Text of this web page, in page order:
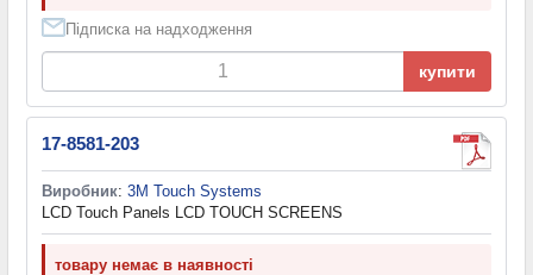
Підписка на надходження
купити
17-8581-203
Виробник: 3M Touch Systems
LCD Touch Panels LCD TOUCH SCREENS
товару немає в наявності